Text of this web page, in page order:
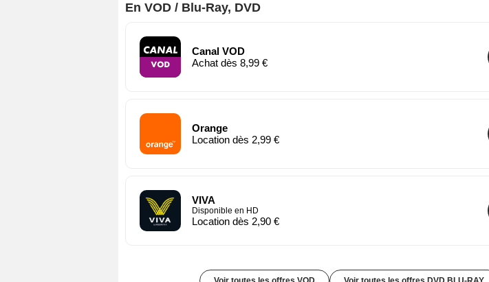
En VOD / Blu-Ray, DVD
Canal VOD
Achat dès 8,99 €
Orange
Location dès 2,99 €
VIVA
Disponible en HD
Location dès 2,90 €